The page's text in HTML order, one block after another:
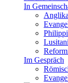
In
Im Gespräch